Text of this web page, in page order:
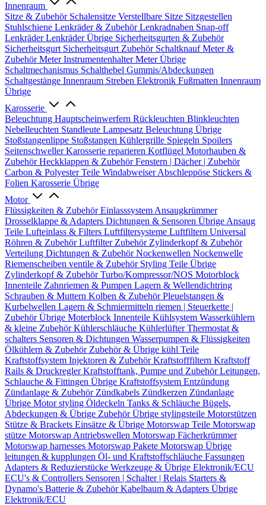
Innenraum
Sitze & Zubehör Schalensitze Verstellbare Sitze Sitzgestellen
Stuhlschiene Lenkräder & ZubehörLenkradnaben Snap-off
LenkräderLenkräder Übrige Sicherheitsgurten & Zubehör
Sicherheitsgurt Sicherheitsgurt Zubehör SchaltknaufMeter &
ZubehörMeterInstrumentenhalterMeter Übrige
Schaltmechanismus Schalthebel Gummis/Abdeckungen
Schaltgestänge Innenraum Streben Elektronik Fußmatten Innenraum
Übrige
Karosserie
Beleuchtung Hauptscheinwerfern Rückleuchten Blinkleuchten
Nebelleuchten Standleute Lampesatz Beleuchtung Übrige
Stoßstangenlippe Stoßstangen Kühlergrille Spiegeln Spoilers
SeitenschwellerKarosserie reparieren Kotflügel Motorhauben &
ZubehörHeckklappen & ZubehörFenstern | Dächer | Zubehör
Carbon & Polyester Teile WindabweiserAbschleppöse Stickers &
Folien Karosserie Übrige
Motor
Flüssigkeiten & ZubehörEinlasssystem Ansaugkrümmer
Drosselklappe & Adapters Dichtungen & Sensoren Übrige Ansaug
Teile Lufteinlass & Filters Luftfiltersysteme Luftfiltern Universal
Röhren & ZubehörLuftfilter Zubehör Zylinderkopf & Zubehör
Verteilung Dichtungen & ZubehörNockenwellen Nockenwelle
Riemenscheiben ventile & Zubehör Styling Teile Übrige
Zylinderkopf & ZubehörTurbo/Kompressor/NOS Motorblock
Innenteile Zahnriemen & Pumpen Lagern & Wellendichtring
Schrauben & Muttern Kolben & ZubehörPleuelstangen &
Kurbelwellen Lagern & Schmiermitteln riemen | Steuerkette |
ZubehörÜbrige Moterblock Innenteile Kühlsystem Wasserkühlern
& kleine ZubehörKühlerschläuche KühlerlüfterThermostat &
schalters Sensoren & Dichtungen Wasserpumpen & Flüssigkeiten
Ölkühlern & Zubehör Zubehör & Übrige kühl Teile
Kraftstoffsystem Injektoren & ZubehörKraftstofffiltern Kraftstoff
Rails & DruckreglerKraftstofftank, Pumpe und ZubehörLeitungen,
Schlauche & Fittingen Übrige Kraftstoffsystem Entzündung
Zündanlage & Zubehör Zündkabels Zündkerzen Zündanlage
Übrige Motor styling Öldeckeln Tanks & Schläuche Bügels,
Abdeckungen & Übrige ZubehörÜbrige stylingsteile Motorstützen
Stütze & Brackets Einsätze & Übrige Motorswap Teile Motorswap
stütze Motorswap Antriebswellen Motorswap Fächerkrümmer
Motorswap harnesses Motorswap Pakete Motorswap Übrige
leitungen & kupplungen Öl- und Kraftstoffschläuche Fassungen
Adapters & Reduzierstücke Werkzeuge & Übrige Elektronik/ECU
ECU's & Controllers Sensoren | Schalter | Relais Starters &
Dynamo's Batterie & ZubehörKabelbaum & Adapters Übrige
Elektronik/ECU